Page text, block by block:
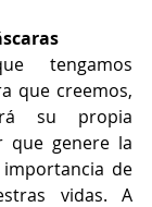
tengamos
que creemos,
su propia
que genere la
de
vidas. A